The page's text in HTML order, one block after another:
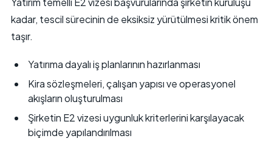
kadar, tescil sürecinin de eksiksiz yürütülmesi kritik önem
taşır.
Yatırıma dayalı iş planlarının hazırlanması
Kira sözleşmeleri, çalışan yapısı ve operasyonel
akışların oluşturulması
Şirketin E2 vizesi uygunluk kriterlerini karşılayacak
biçimde yapılandırılması